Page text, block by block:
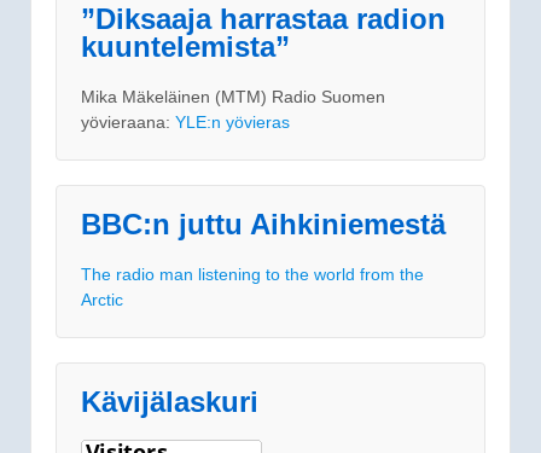
”Diksaaja harrastaa radion
kuuntelemista”
Mika Mäkeläinen (MTM) Radio Suomen
yövieraana: YLE:n yövieras
BBC:n juttu Aihkiniemestä
The radio man listening to the world from the
Arctic
Kävijälaskuri